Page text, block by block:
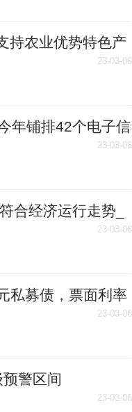
持农业优势特色产
23-03-06
年铺排42个电子信
23-03-06
合经济运行走势_
23-03-06
私募债，票面利率
23-03-06
警区间
23-03-06